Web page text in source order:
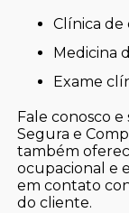
clínica
exame
Fale conosco
Segura e
também
ocupacional e
em contato
do cliente.